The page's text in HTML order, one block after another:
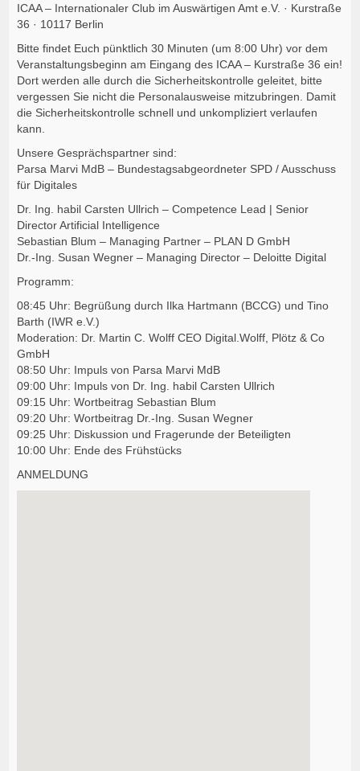
ICAA – Internationaler Club im Auswärtigen Amt e.V. · Kurstraße
36 · 10117 Berlin
Bitte findet Euch pünktlich 30 Minuten (um 8:00 Uhr) vor dem
Veranstaltungsbeginn am Eingang des ICAA – Kurstraße 36 ein!
Dort werden alle durch die Sicherheitskontrolle geleitet, bitte
vergessen Sie nicht die Personalausweise mitzubringen. Damit
die Sicherheitskontrolle schnell und unkompliziert verlaufen
kann.
Unsere Gesprächspartner sind:
Parsa Marvi MdB – Bundestagsabgeordneter SPD / Ausschuss
für Digitales
Dr. Ing. habil Carsten Ullrich – Competence Lead | Senior
Director Artificial Intelligence
Sebastian Blum – Managing Partner – PLAN D GmbH
Dr.-Ing. Susan Wegner – Managing Director – Deloitte Digital
Programm:
08:45 Uhr: Begrüßung durch Ilka Hartmann (BCCG) und Tino
Barth (IWR e.V.)
Moderation: Dr. Martin C. Wolff CEO Digital.Wolff, Plötz & Co
GmbH
08:50 Uhr: Impuls von Parsa Marvi MdB
09:00 Uhr: Impuls von Dr. Ing. habil Carsten Ullrich
09:15 Uhr: Wortbeitrag Sebastian Blum
09:20 Uhr: Wortbeitrag Dr.-Ing. Susan Wegner
09:25 Uhr: Diskussion und Fragerunde der Beteiligten
10:00 Uhr: Ende des Frühstücks
ANMELDUNG